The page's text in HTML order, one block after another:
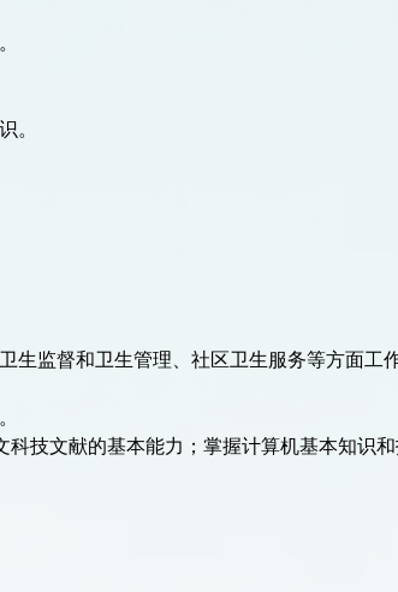
。
监督和卫生管理、社区卫生服务等方面工作
技文献的基本能力；掌握计算机基本知识和